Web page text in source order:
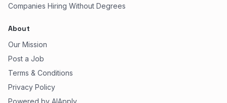
Companies Hiring Without Degrees
About
Our Mission
Post a Job
Terms & Conditions
Privacy Policy
Powered by AIApply